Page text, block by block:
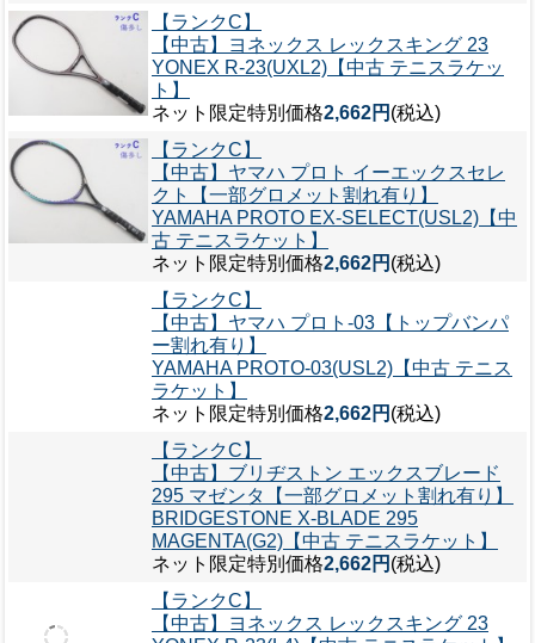
【ランクC】
【中古】ヨネックス レックスキング 23
YONEX R-23(UXL2)【中古 テニスラケッ
ト】
ネット限定特別価格2,662円 (税込)
【ランクC】
【中古】ヤマハ プロト イーエックスセレ
クト【一部グロメット割れ有り】
YAMAHA PROTO EX-SELECT(USL2)【中
古 テニスラケット】
ネット限定特別価格2,662円 (税込)
【ランクC】
【中古】ヤマハ プロト-03【トップバンパ
ー割れ有り】
YAMAHA PROTO-03(USL2)【中古 テニス
ラケット】
ネット限定特別価格2,662円 (税込)
【ランクC】
【中古】ブリヂストン エックスブレード
295 マゼンタ【一部グロメット割れ有り】
BRIDGESTONE X-BLADE 295
MAGENTA(G2)【中古 テニスラケット】
ネット限定特別価格2,662円 (税込)
【ランクC】
【中古】ヨネックス レックスキング 23